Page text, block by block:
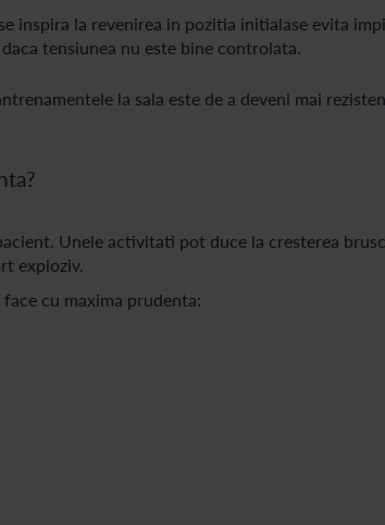
inspira la revenirea in pozitia initialase evita
tensiunea nu este bine controlata.
la sala este de a deveni mai
Unele activitati pot duce la cresterea
exploziv.
cu maxima prudenta: